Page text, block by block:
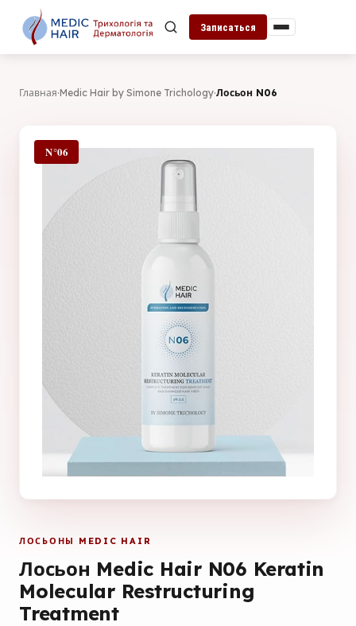
Записаться
Главная·Medic Hair by Simone Trichology·Лосьон N06
N°06
ЛОСЬОНЫ MEDIC HAIR
Лосьон Medic Hair N06 Keratin
Molecular Restructuring
Treatment